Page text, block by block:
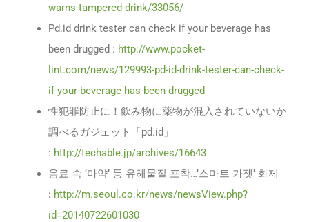
warns-tampered-drink/33056/
Pd.id drink tester can check if your beverage has
been drugged : http://www.pocket-
lint.com/news/129993-pd-id-drink-tester-can-check-
if-your-beverage-has-been-drugged
性犯罪防止に！飲み物に薬物が混入されていないか
調べるガジェット「pd.id」
: http://techable.jp/archives/16643
음료 속 ‘마약’ 등 유해물질 포착…‘스마트 가젯’ 화제
: http://m.seoul.co.kr/news/newsView.php?
id=20140722601030